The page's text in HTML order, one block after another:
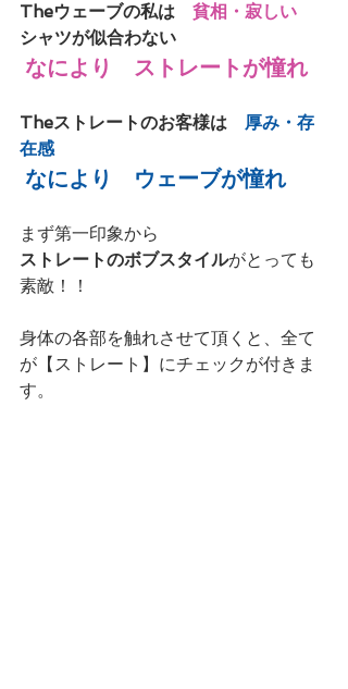
Theウェーブの私は 貧相・寂しい
シャツが似合わない
なにより　ストレートが憧れ
Theストレートのお客様は 厚み・存
在感
なにより　ウェーブが憧れ
まず第一印象から
ストレートのボブスタイルがとっても
素敵！！
身体の各部を触れさせて頂くと、全て
が【ストレート】にチェックが付きま
す。